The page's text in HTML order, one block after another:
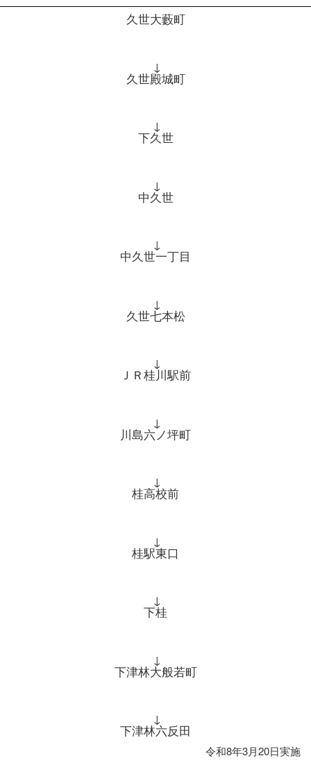
久世大藪町
↓
久世殿城町
↓
下久世
↓
中久世
↓
中久世一丁目
↓
久世七本松
↓
ＪＲ桂川駅前
↓
川島六ノ坪町
↓
桂高校前
↓
桂駅東口
↓
下桂
↓
下津林大般若町
↓
下津林六反田
令和8年3月20日実施